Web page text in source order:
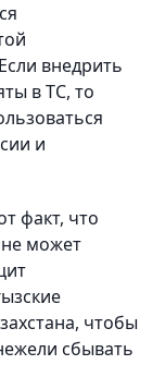
внедрить
в ТС, то
и
факт, что
может
чтобы
сбывать